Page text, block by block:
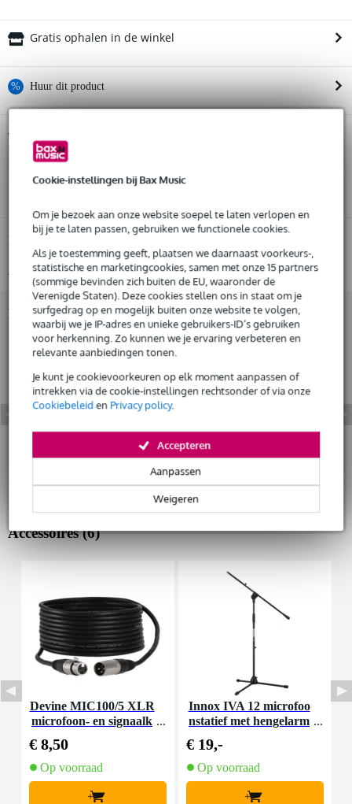
Cookie-instellingen bij Bax Music
Om je bezoek aan onze website soepel te laten verlopen en
bij je te laten passen, gebruiken we functionele cookies.
Als je toestemming geeft, plaatsen we daarnaast voorkeurs-,
statistische en marketingcookies, samen met onze 15 partners
(sommige bevinden zich buiten de EU, waaronder de
Verenigde Staten). Deze cookies stellen ons in staat om je
surfgedrag op en mogelijk buiten onze website te volgen,
waarbij we je IP-adres en unieke gebruikers-ID’s gebruiken
voor herkenning. Zo kunnen we je ervaring verbeteren en
relevante aanbiedingen tonen.
Je kunt je cookievoorkeuren op elk moment aanpassen of
intrekken via de cookie-instellingen rechtsonder of via onze
Cookiebeleiden Privacy policy.
Weigeren
Aanpassen
Accepteren
Gratis ophalen in de winkel
% Huur dit product
Huur meerdere producten tegelijk: min. € 300,- en max.
€ 2.500,-
Gratisthuisbezorgd of op te halen in de winkel
De mogelijkheid om je product(en) met korting te kopen
Snelle vervanging door Bax Music bij een defect
Huur dit product
Twijfel je of de
Battery (2024) reserveaccu voor Soundboks
Doe de check.
Start de check
Productinformatie
Bekijk alle productspecificaties
Bekijk ook eens (5)
Accessoires (6)
Devine MIC100/5 XLR
microfoon- en signaalk
€ 8,50
Op voorraad
+
Innox IVA 12 microfoo
nstatief met hengelarm
€ 19,-
Op voorraad
+